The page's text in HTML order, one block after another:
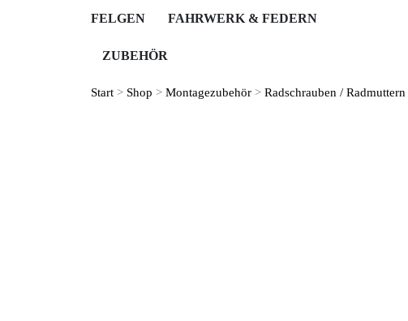
FELGEN FAHRWERK & FEDERN
ZUBEHÖR
Start > Shop > Montage­zubehör > Radschrauben / Radmuttern